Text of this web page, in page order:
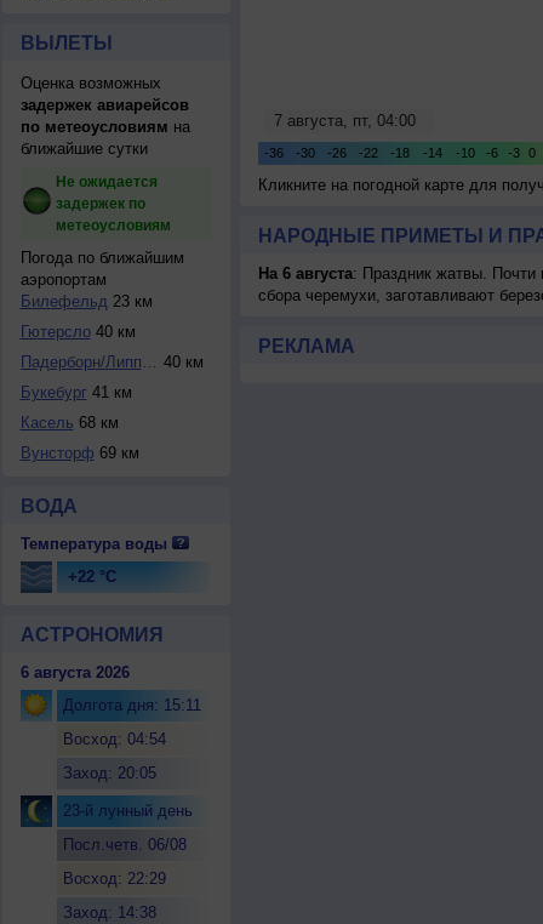
ВЫЛЕТЫ
Оценка возможных
задержек авиарейсов
по метеоусловиям на
ближайшие сутки
Не ожидается
задержек по
метеоусловиям
Погода по ближайшим
аэропортам
Билефельд 23 км
Гютерсло40 км
Падерборн/Липпшта... 40 км
Букебург 41 км
Касель 68 км
Вунсторф 69 км
ВОДА
Температура воды
+22 °C
АСТРОНОМИЯ
6 августа 2026
Долгота дня: 15:11
Восход: 04:54
Заход: 20:05
23-й лунный день
Посл.четв. 06/08
Восход: 22:29
Заход: 14:38
Кликните на погодной карте для
НАРОДНЫЕ ПРИМЕТЫ И
На 6 августа: Праздник жатвы. Почти
сбора черемухи, заготавливают
РЕКЛАМА